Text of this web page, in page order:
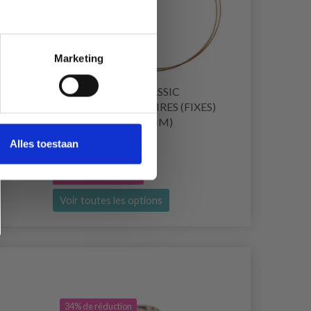
Marketing
Alles toestaan
ADDIPREMIUM CLASSIC
AIGUILLES CIRCULAIRES (FIXES)
40 CM (2.00–12.00 MM)
EUR 5.99
Voir toutes les options
34% de réduction